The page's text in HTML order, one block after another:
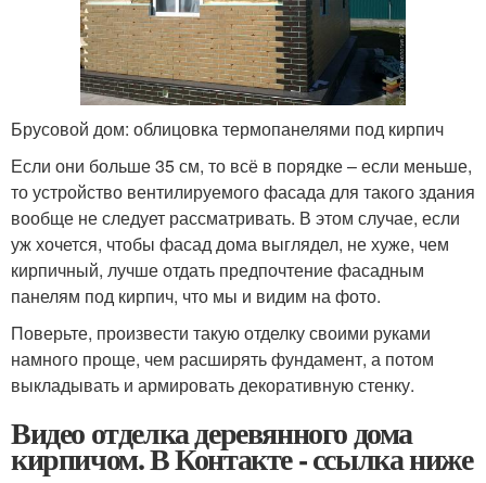
Брусовой дом: облицовка термопанелями под кирпич
Если они больше 35 см, то всё в порядке – если меньше,
то устройство вентилируемого фасада для такого здания
вообще не следует рассматривать. В этом случае, если
уж хочется, чтобы фасад дома выглядел, не хуже, чем
кирпичный, лучше отдать предпочтение фасадным
панелям под кирпич, что мы и видим на фото.
Поверьте, произвести такую отделку своими руками
намного проще, чем расширять фундамент, а потом
выкладывать и армировать декоративную стенку.
Видео отделка деревянного дома
кирпичом. В Контакте - ссылка ниже